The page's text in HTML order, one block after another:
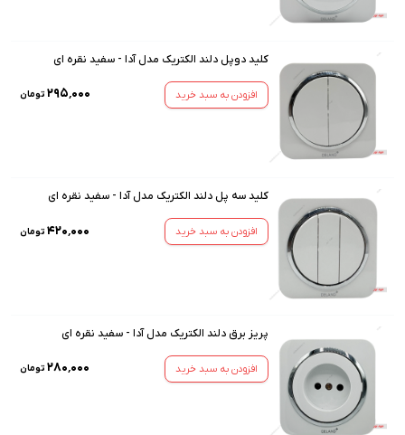
کلید دوپل دلند الکتریک مدل آدا - سفید نقره ای
افزودن به سبد خرید ۲۹۵٬۰۰۰ تومان
کلید سه پل دلند الکتریک مدل آدا - سفید نقره ای
افزودن به سبد خرید ۴۲۰٬۰۰۰ تومان
پریز برق دلند الکتریک مدل آدا - سفید نقره ای
افزودن به سبد خرید ۲۸۰٬۰۰۰ تومان